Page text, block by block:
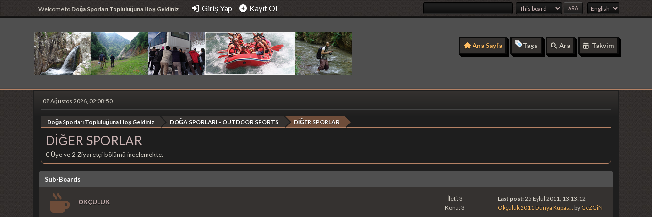
Welcome to Doğa Sporları Topluluğuna Hoş Geldiniz. Giriş Yap Kayıt Ol
Ana Sayfa Tags Ara Takvim
08 Ağustos 2026, 02:08:50
Doğa Sporları Topluluğuna Hoş Geldiniz DOĞA SPORLARI - OUTDOOR SPORTS DİĞER SPORLAR
DİĞER SPORLAR
0 Üye ve 2 Ziyaretçi bölümü incelemekte.
Sub-Boards
OKÇULUK
İleti: 3
Konu: 3
Last post:25 Eylül 2011, 13:13:12
Okçuluk 2011 Dünya Kupas... by GeZGiN